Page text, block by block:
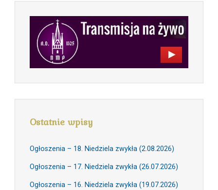
Ostatnie wpisy
Ogłoszenia – 18. Niedziela zwykła (2.08.2026)
Ogłoszenia – 17. Niedziela zwykła (26.07.2026)
Ogłoszenia – 16. Niedziela zwykła (19.07.2026)